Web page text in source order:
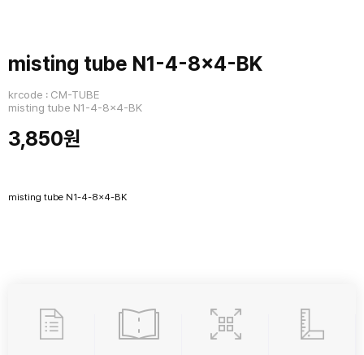
misting tube N1-4-8x4-BK
krcode : CM-TUBE
misting tube N1-4-8x4-BK
3,850원
misting tube N1-4-8x4-BK